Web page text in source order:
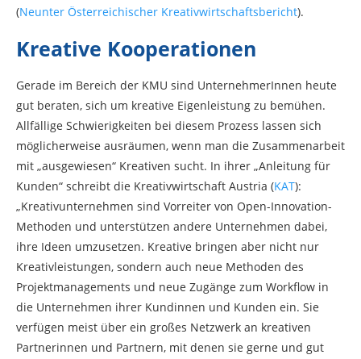
(Neunter Österreichischer Kreativwirtschaftsbericht).
Kreative Kooperationen
Gerade im Bereich der KMU sind UnternehmerInnen heute
gut beraten, sich um kreative Eigenleistung zu bemühen.
Allfällige Schwierigkeiten bei diesem Prozess lassen sich
möglicherweise ausräumen, wenn man die Zusammenarbeit
mit „ausgewiesen“ Kreativen sucht. In ihrer „Anleitung für
Kunden“ schreibt die Kreativwirtschaft Austria (KAT):
„Kreativunternehmen sind Vorreiter von Open-Innovation-
Methoden und unterstützen andere Unternehmen dabei,
ihre Ideen umzusetzen. Kreative bringen aber nicht nur
Kreativleistungen, sondern auch neue Methoden des
Projektmanagements und neue Zugänge zum Workflow in
die Unternehmen ihrer Kundinnen und Kunden ein. Sie
verfügen meist über ein großes Netzwerk an kreativen
Partnerinnen und Partnern, mit denen sie gerne und gut